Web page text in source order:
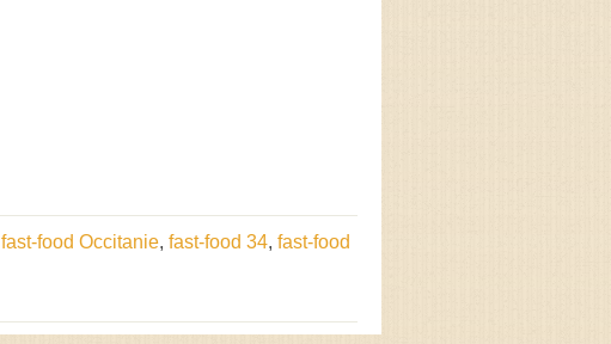
fast-food Occitanie, fast-food 34, fast-food